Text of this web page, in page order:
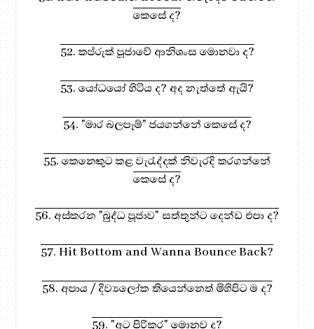
කෙසේ ද?
52. කප්රුක් පූජාවේ ආනිශංස මොනවා ද?
53. යෝධයෝ හිටිය ද? අද නැත්තේ ඇයි?
54. "මාර බලපෑම්" ජයගන්නේ කෙසේ ද?
55. කෙනෙකුට කළ වැරැද්දක් නිවැරදි කරගන්නේ
කෙසේ ද?
56. අස්කරන "බුද්ධ පූජාව" සත්තුන්ට දෙන්ඩ එපා ද?
57. Hit Bottom and Wanna Bounce Back?
58. අපාය / දිව්‍යලෝක තියෙන්නෙත් මිහිපිට ම ද?
59. "අට පිරිකර" මොනව ද?